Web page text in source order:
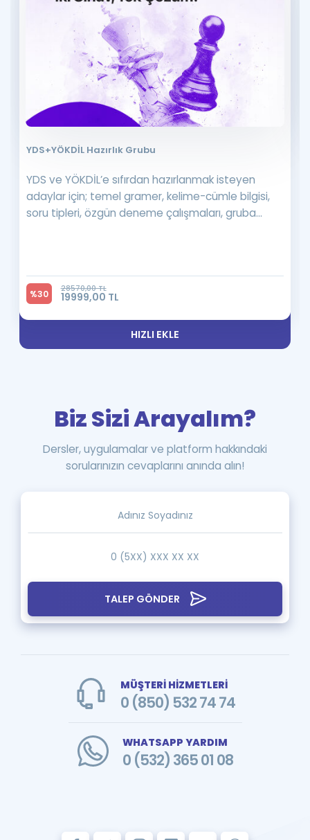
YDS+YÖKDİL Hazırlık Grubu
YDS ve YÖKDİL’e sıfırdan hazırlanmak isteyen
adaylar için; temel gramer, kelime-cümle bilgisi,
soru tipleri, özgün deneme çalışmaları, gruba...
%30 28570,00 TL
19999,00 TL
HIZLI EKLE
TALEP GÖNDER
Biz Sizi Arayalım?
Dersler, uygulamalar ve platform hakkındaki
sorularınızın cevaplarını anında alın!
MÜŞTERİ HİZMETLERİ
0 (850) 532 74 74
WHATSAPP YARDIM
0 (532) 365 01 08